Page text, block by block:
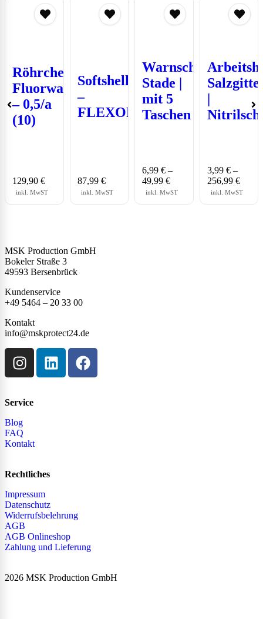
Röhrchen
Fluorwasserstoff
– 0,5/a
(10)
129,90 €
inkl. MwST
Softshelljacke
–
FLEXOR
87,99 €
inkl. MwST
Warnschutzweste
Stade |
mit 5
Taschen
6,99 € –
49,99 €
inkl. MwST
3,99 €–
256,99 €
inkl. MwST
MSK Production GmbH
Bokeler Straße 3
49593 Bersenbrück
Kundenservice
+49 5464 – 20 33 00
Kontakt
info@mskprotect24.de
Service
Blog
FAQ
Kontakt
Rechtliches
Impressum
Datenschutz
Widerrufsbelehrung
AGB
AGB Onlineshop
Zahlung und Lieferung
2026 MSK Production GmbH